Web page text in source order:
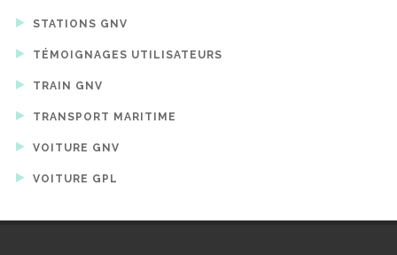
STATIONS GNV
TÉMOIGNAGES UTILISATEURS
TRAIN GNV
TRANSPORT MARITIME
VOITURE GNV
VOITURE GPL